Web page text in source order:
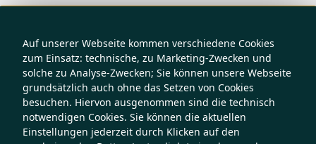
Auf unserer Webseite kommen verschiedene Cookies
zum Einsatz: technische, zu Marketing-Zwecken und
solche zu Analyse-Zwecken; Sie können unsere Webseite
grundsätzlich auch ohne das Setzen von Cookies
besuchen. Hiervon ausgenommen sind die technisch
notwendigen Cookies. Sie können die aktuellen
Einstellungen jederzeit durch Klicken auf den